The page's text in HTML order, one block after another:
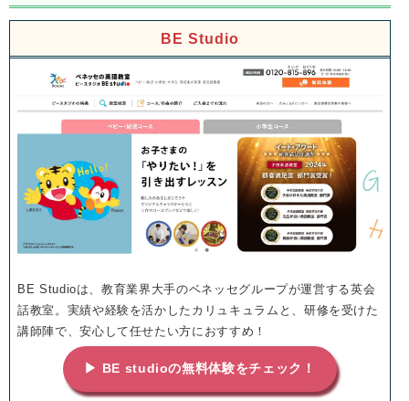
BE Studio
BE Studioは、教育業界大手のベネッセグループが運営する英会
話教室。実績や経験を活かしたカリュキュラムと、研修を受けた
講師陣で、安心して任せたい方におすすめ！
▶ BE studioの無料体験をチェック！